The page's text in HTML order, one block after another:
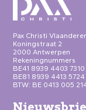
Pax Christi
Koningstraat 2
2000 Antwerpen
Rekeningnummers
BE41 8939 4403
BE81 8939 4413
BTW: BE 0413 005